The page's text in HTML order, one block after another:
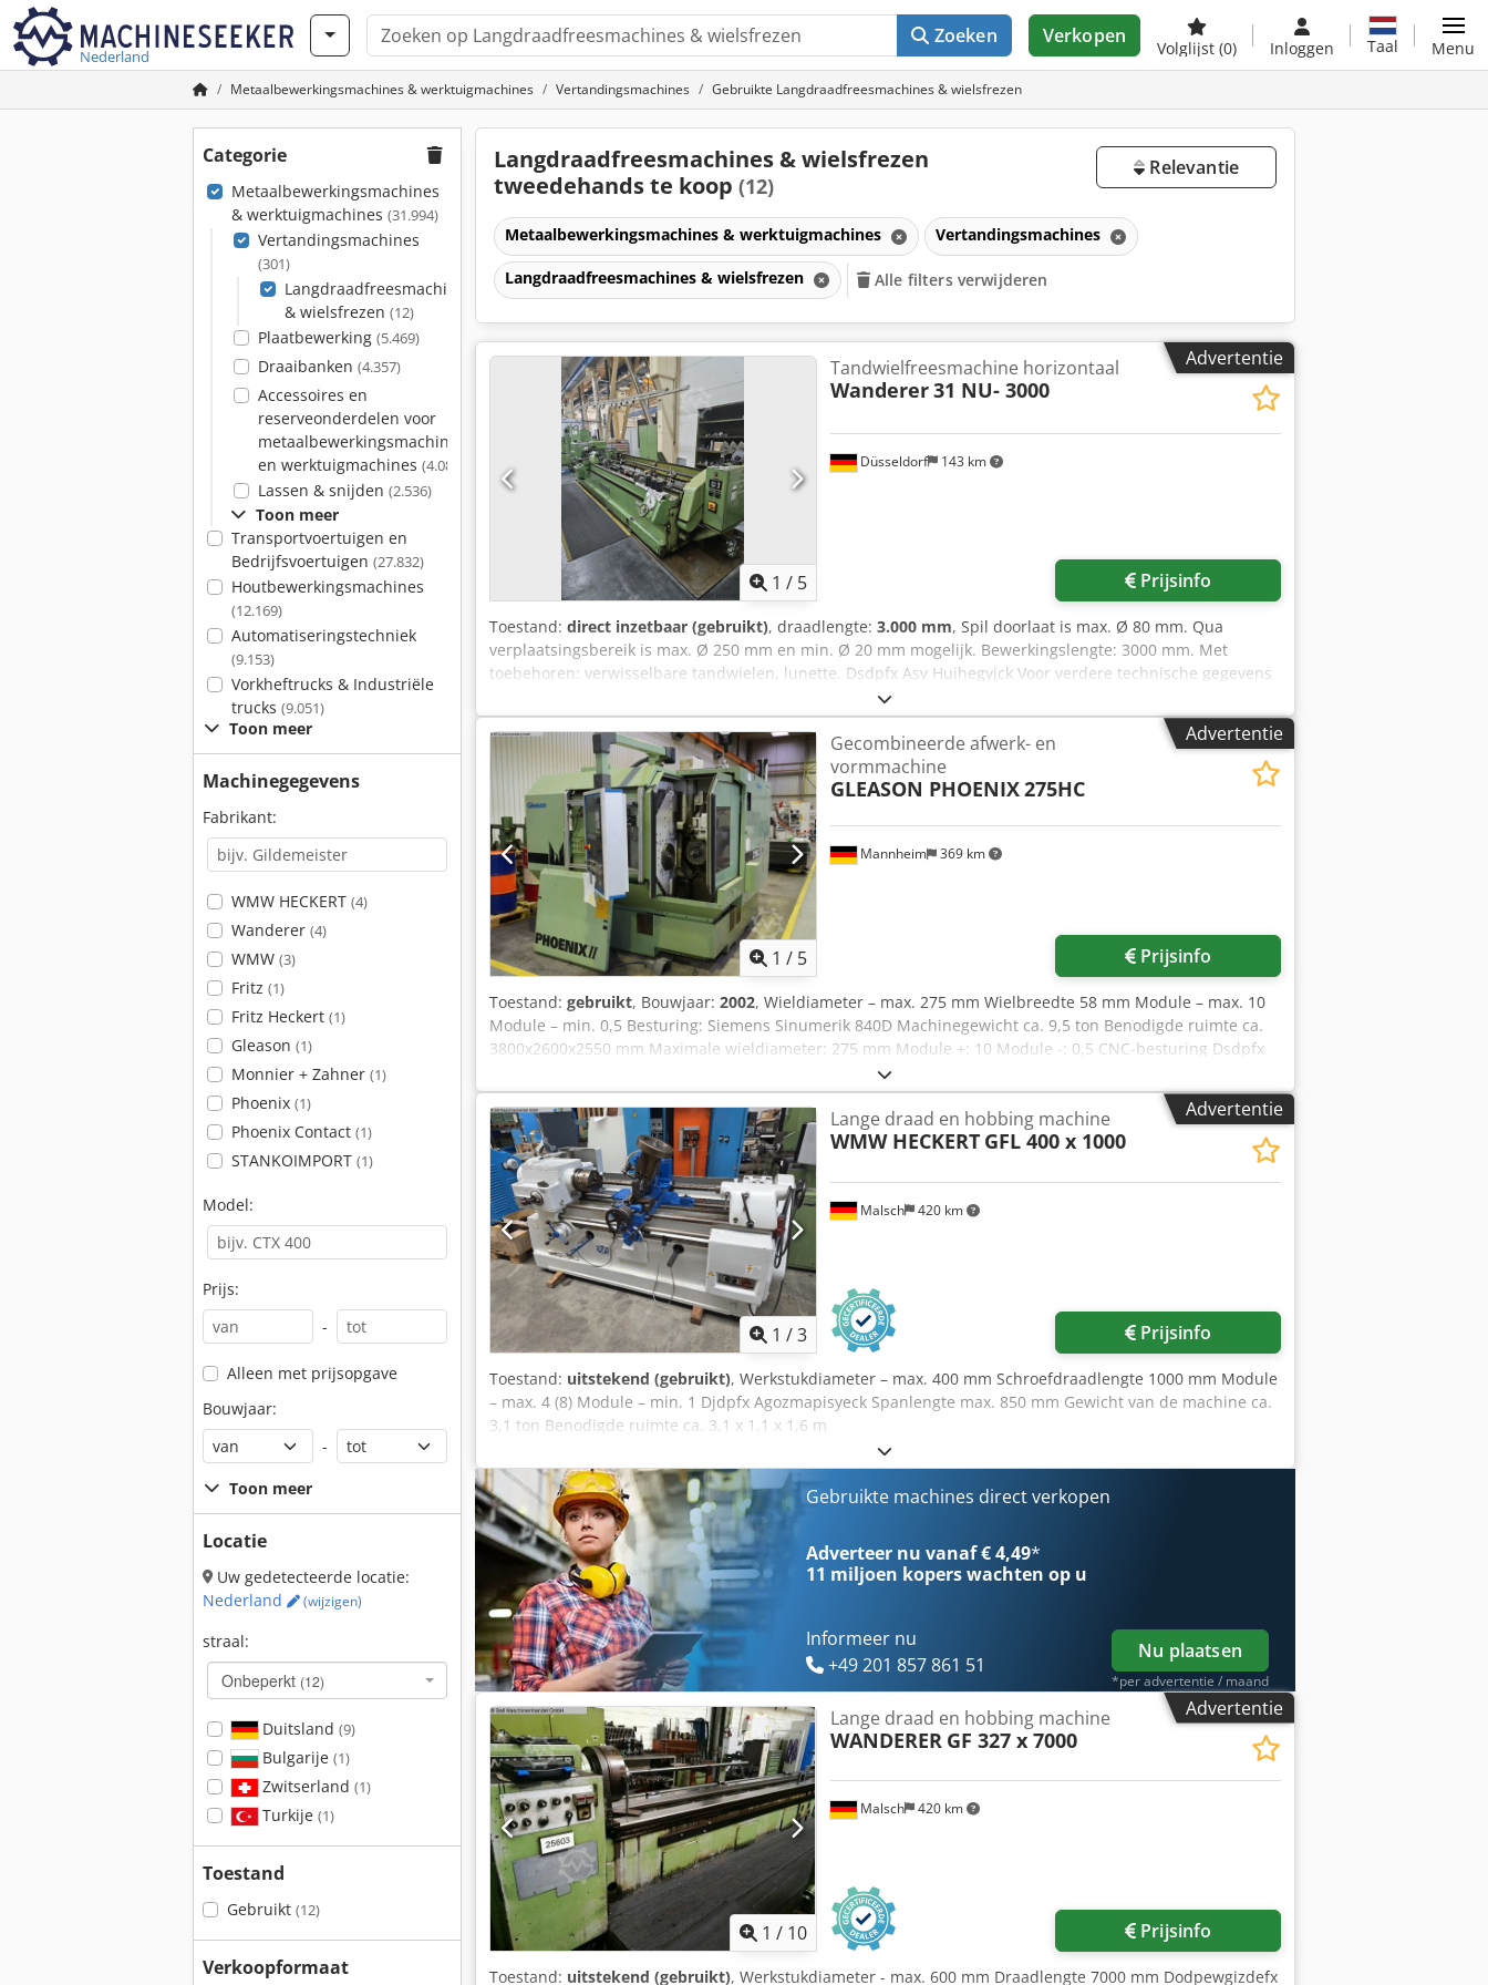
Nederland
Zoeken Verkopen
Volglijst (0) Inloggen Taal Menu
Metaalbewerkingsmachines & werktuigmachines Vertandingsmachines Gebruikte Langdraadfreesmachines & wielsfrezen
Categorie
Metaalbewerkingsmachines
& werktuigmachines (31.994)
Vertandingsmachines
(301)
Langdraadfreesmachines
& wielsfrezen (12)
Plaatbewerking (5.469)
Draaibanken (4.357)
Accessoires en
reserveonderdelen voor
metaalbewerkingsmachines
en werktuigmachines (4.087)
Lassen & snijden (2.536)
Toon meer
Transportvoertuigen en
Bedrijfsvoertuigen (27.832)
Houtbewerkingsmachines
(12.169)
Automatiseringstechniek
(9.153)
Vorkheftrucks & Industriële
trucks (9.051)
Toon meer
Machinegegevens
Fabrikant:
WMW HECKERT (4)
Wanderer (4)
WMW (3)
Fritz (1)
Fritz Heckert (1)
Gleason (1)
Monnier + Zahner (1)
Phoenix (1)
Phoenix Contact (1)
STANKOIMPORT (1)
Model:
Prijs:
-
Alleen met prijsopgave
Bouwjaar:
-
Toon meer
Locatie
Uw gedetecteerde locatie:
Nederland
(wijzigen)
straal:
Onbeperkt (12)
Duitsland (9)
Bulgarije (1)
Zwitserland (1)
Turkije (1)
Toestand
Gebruikt (12)
Verkoopformaat
Langdraadfreesmachines & wielsfrezen
tweedehands te koop (12)
Relevantie
Metaalbewerkingsmachines & werktuigmachines Vertandingsmachines
Langdraadfreesmachines & wielsfrezen Alle filters verwijderen
Advertentie
1 / 5
Düsseldorf 143 km
Tandwielfreesmachine horizontaal
Wanderer31 NU- 3000
Prijsinfo
Toestand: direct inzetbaar (gebruikt), draadlengte: 3.000 mm, Spil doorlaat is max. Ø 80 mm. Qua
verplaatsingsbereik is max. Ø 250 mm en min. Ø 20 mm mogelijk. Bewerkingslengte: 3000 mm. Met
toebehoren: verwisselbare tandwielen, lunette. Dsdpfx Asv Huihegyjck Voor verdere technische gegevens
Advertentie
1 / 5
Mannheim 369 km
Gecombineerde afwerk- en
vormmachine
GLEASON PHOENIX275HC
Prijsinfo
Toestand: gebruikt, Bouwjaar: 2002, Wieldiameter – max. 275 mm Wielbreedte 58 mm Module – max. 10
Module – min. 0,5 Besturing: Siemens Sinumerik 840D Machinegewicht ca. 9,5 ton Benodigde ruimte ca.
3800x2600x2550 mm Maximale wieldiameter: 275 mm Module +: 10 Module -: 0,5 CNC-besturing Dsdpfx
Agoyan Nfjyeck Max. spindeltoerental: 1200 toeren per minuut Max. wielbreedte: 58 mm
Advertentie
1 /3
Malsch 420 km
Lange draad en hobbing machine
WMW HECKERT GFL 400 x 1000
Prijsinfo
Toestand: uitstekend (gebruikt), Werkstukdiameter – max. 400 mm Schroefdraadlengte 1000 mm Module
– max. 4 (8) Module – min. 1 Djdpfx Agozmapisyeck Spanlengte max. 850 mm Gewicht van de machine ca.
3,1 ton Benodigde ruimte ca. 3,1 x 1,1 x 1,6 m
Gebruikte machines direct verkopen
Adverteer nu vanaf € 4,49*
11 miljoen koperswachten op u
Informeer nu
+49 201 857 861 51
Nu plaatsen
*per advertentie / maand
Advertentie
1 / 10
Malsch 420 km
Lange draad en hobbing machine
WANDERER GF 327 x 7000
Prijsinfo
Toestand: uitstekend (gebruikt), Werkstukdiameter - max. 600 mm Draadlengte 7000 mm Dodpewgizdefx